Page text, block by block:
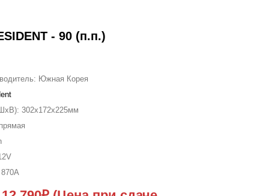
- 90 (п.п.)
Южная Корея
302x172x225мм
870A